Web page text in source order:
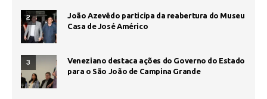
2
João Azevêdo participa da reabertura do Museu
Casa de José Américo
3
Veneziano destaca ações do Governo do Estado
para o São João de Campina Grande